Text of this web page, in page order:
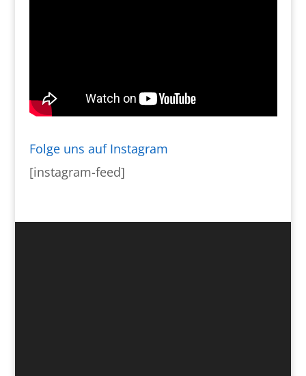
Folge uns auf Instagram
[instagram-feed]